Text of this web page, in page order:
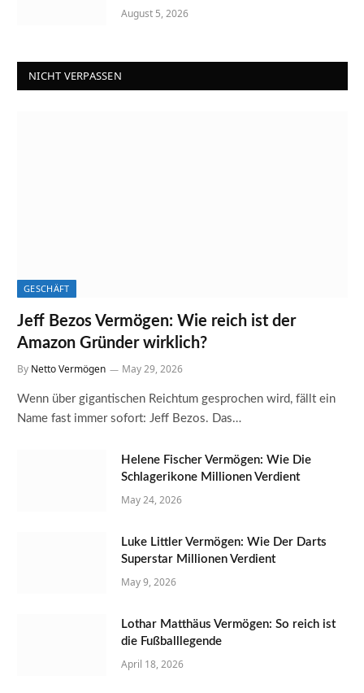
August 5, 2026
NICHT VERPASSEN
GESCHÄFT
Jeff Bezos Vermögen: Wie reich ist der
Amazon Gründer wirklich?
By Netto Vermögen May 29, 2026
Wenn über gigantischen Reichtum gesprochen wird, fällt ein
Name fast immer sofort: Jeff Bezos. Das…
Helene Fischer Vermögen: Wie Die
Schlagerikone Millionen Verdient
May 24, 2026
Luke Littler Vermögen: Wie Der Darts
Superstar Millionen Verdient
May 9, 2026
Lothar Matthäus Vermögen: So reich ist
die Fußballlegende
April 18, 2026